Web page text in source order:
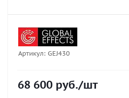
Артикул: GEJ430
68 600 руб./шт